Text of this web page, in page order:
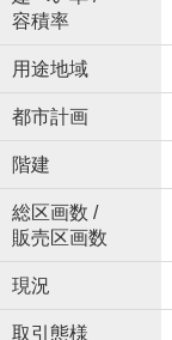
容積率
用途地域
都市計画
階建
総区画数 /
販売区画数
現況
取引態様